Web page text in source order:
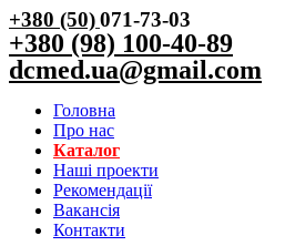
+380 (50)071-73-03
+380 (98) 100-40-89
dcmed.ua@gmail.com
Головна
Про нас
Каталог
Нашi проекти
Рекомендації
Вакансiя
Контакти